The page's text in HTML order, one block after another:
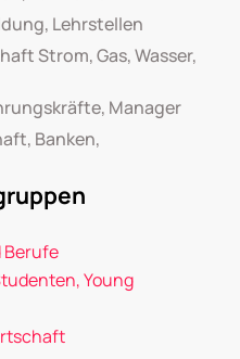
Lehrstellen
Strom, Gas, Wasser,
Manager
Banken,
Berufe
Young